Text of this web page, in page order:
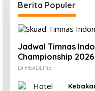
Berita Populer
Jadwal Timnas
Championship
Kamboja hingga
Di HEADLINE